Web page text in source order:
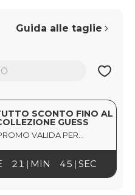
Guida alle taglie
SCONTO FINO AL
GUESS
VALIDA PER...
21 45
MIN SEC